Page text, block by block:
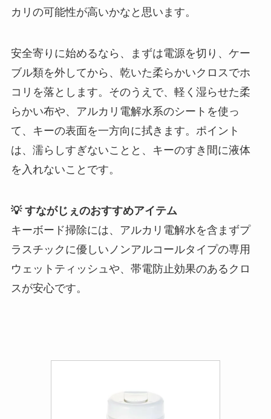
カリの可能性が高いかなと思います。
安全寄りに始めるなら、まずは電源を切り、ケー
ブル類を外してから、乾いた柔らかいクロスでホ
コリを落とします。そのうえで、軽く湿らせた柔
らかい布や、アルカリ電解水系のシートを使っ
て、キーの表面を一方向に拭きます。ポイント
は、濡らしすぎないことと、キーのすき間に液体
を入れないことです。
💡 すながじぇのおすすめアイテム
キーボード掃除には、アルカリ電解水を含まずプ
ラスチックに優しいノンアルコールタイプの専用
ウェットティッシュや、帯電防止効果のあるクロ
スが安心です。